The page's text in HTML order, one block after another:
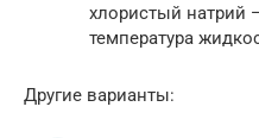
хлористый натрий
температура
Другие варианты: